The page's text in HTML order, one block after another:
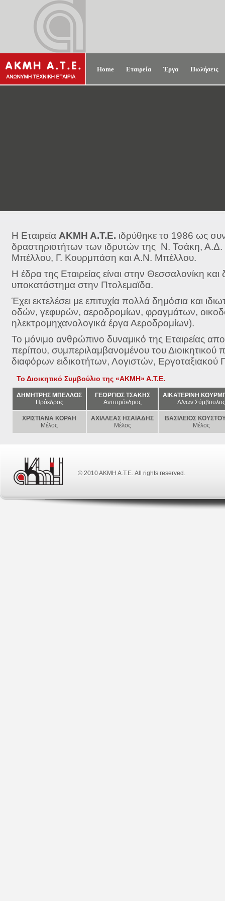
Home Εταιρεία Έργα Πωλήσεις
Η Εταιρεία ΑΚΜΗ Α.Τ.Ε. ιδρύθηκε το 1986 ως
δραστηριοτήτων των ιδρυτών της Ν. Τσάκη,
Μπέλλου, Γ. Κουρμπάση και Α.Ν. Μπέλλου.
Η έδρα της Εταιρείας είναι στην Θεσσαλονίκη και
υποκατάστημα στην Πτολεμαϊδα.
Έχει εκτελέσει με επιτυχία πολλά δημόσια και
οδών, γεφυρών, αεροδρομίων, φραγμάτων,
ηλεκτρομηχανολογικά έργα Αεροδρομίων).
Το μόνιμο ανθρώπινο δυναμικό της Εταιρείας
περίπου, συμπεριλαμβανομένου του
διαφόρων ειδικοτήτων, Λογιστών,
Το Διοικητικό Συμβούλιο της «ΑΚΜΗ» Α.Τ.Ε.
ΔΗΜΗΤΡΗΣ ΜΠΕΛΛΟΣ
Πρόεδρος
ΓΕΩΡΓΙΟΣ ΤΣΑΚΗΣ
Αντιπρόεδρος
ΑΙΚΑΤΕΡΙΝΗ
Δ/νων Σύμβουλος
ΧΡΙΣΤΙΑΝΑ ΚΟΡΑΗ
Μέλος
ΑΧΙΛΛΕΑΣ ΗΣΑΪΑΔΗΣ
Μέλος
ΒΑΣΙΛΕΙΟΣ
Μέλος
© 2010 ΑΚΜΗ Α.Τ.Ε. All rights reserved.